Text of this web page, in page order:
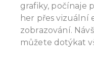
grafiky, počínaje
her přes vizuální
zobrazování.
můžete dotýkat